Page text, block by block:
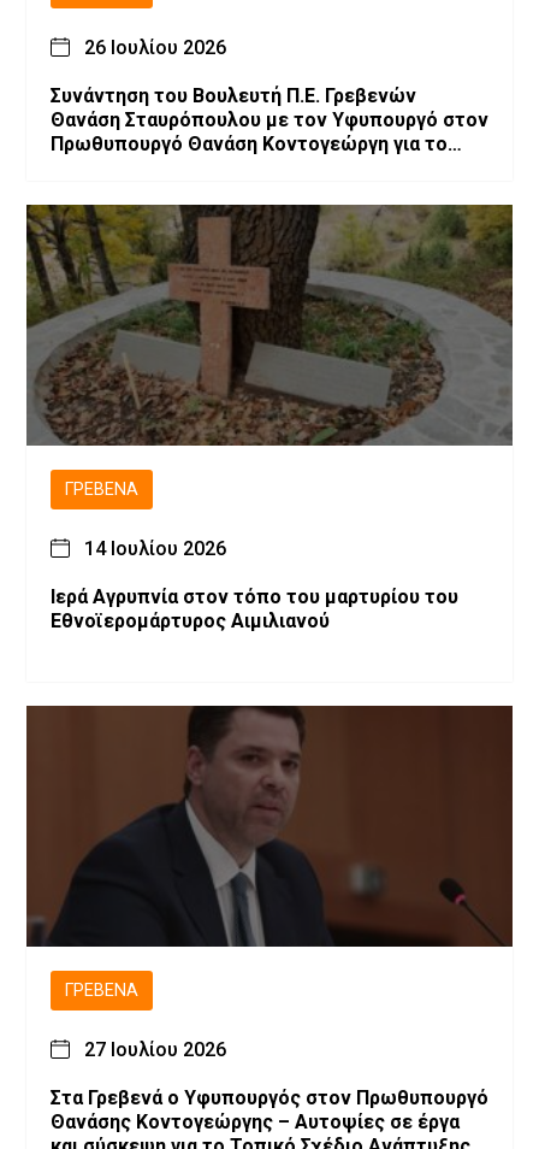
26 Ιουλίου 2026
Συνάντηση του Βουλευτή Π.Ε. Γρεβενών
Θανάση Σταυρόπουλου με τον Υφυπουργό στον
Πρωθυπουργό Θανάση Κοντογεώργη για το
ΓΡΕΒΕΝΆ
14 Ιουλίου 2026
Ιερά Αγρυπνία στον τόπο του μαρτυρίου του
Εθνοϊερομάρτυρος Αιμιλιανού
ΓΡΕΒΕΝΆ
27 Ιουλίου 2026
Στα Γρεβενά ο Υφυπουργός στον Πρωθυπουργό
Θανάσης Κοντογεώργης – Αυτοψίες σε έργα